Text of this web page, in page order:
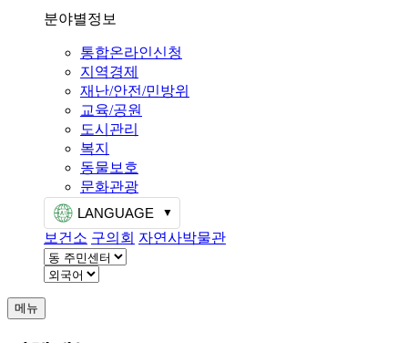
분야별정보
통합온라인신청
지역경제
재난/안전/민방위
교육/공원
도시관리
복지
동물보호
문화관광
LANGUAGE
보건소 구의회 자연사박물관
메뉴